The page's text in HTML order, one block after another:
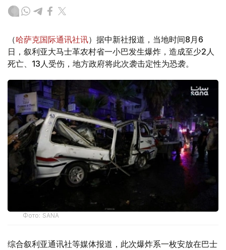
（哈萨克国际通讯社讯）据中新社报道，当地时间8月6
日，叙利亚大马士革农村省一小巴发生爆炸，造成至少2人
死亡、13人受伤，地方政府将此次袭击定性为恐袭。
Фото: SANA
综合叙利亚通讯社等媒体报道，此次爆炸系一枚安放在巴士